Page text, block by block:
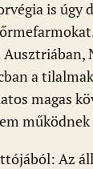
is úgy
a
magas
Az